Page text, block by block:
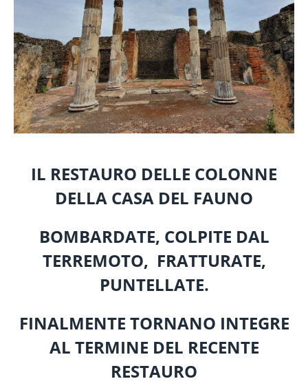
IL RESTAURO DELLE COLONNE
DELLA CASA DEL FAUNO
BOMBARDATE, COLPITE DAL
TERREMOTO, FRATTURATE,
PUNTELLATE.
FINALMENTE TORNANO INTEGRE
AL TERMINE DEL RECENTE
RESTAURO